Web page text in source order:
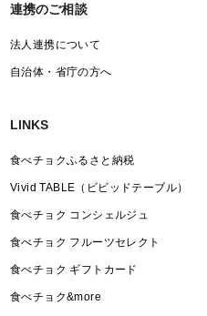
連携のご相談
法人連携について
自治体・省庁の方へ
LINKS
食べチョクふるさと納税
Vivid TABLE（ビビッドテーブル）
食べチョク コンシェルジュ
食べチョク フルーツセレクト
食べチョク ギフトカード
食べチョク&more